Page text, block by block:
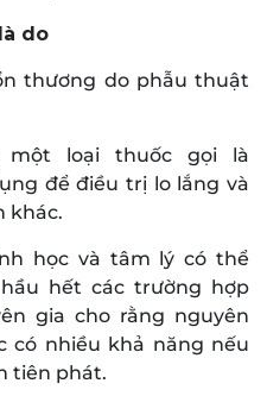
do
thương do phẫu thuật
loại thuốc gọi là
để điều trị lo lắng và
khác.
học và tâm lý có thể
hết các trường hợp
gia cho rằng nguyên
có nhiều khả năng nếu
tiên phát.